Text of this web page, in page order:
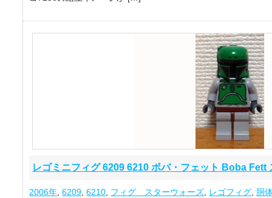
レゴミニフィグ 6209 6210 ボバ・フェット Boba Fett
2006年 ,6209 ,6210 フィグ スターウォーズ レゴフィグ 胴